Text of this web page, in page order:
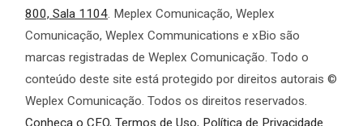
800, Sala 1104. Meplex Comunicação, Weplex
Comunicação, Weplex Communications e xBio são
marcas registradas de Weplex Comunicação. Todo o
conteúdo deste site está protegido por direitos autorais ©
Weplex Comunicação. Todos os direitos reservados.
Conheça o CEO, Termos de Uso, Política de Privacidade